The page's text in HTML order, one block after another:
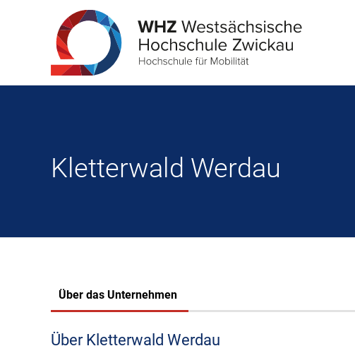
Kletterwald Werdau
Über das Unternehmen
Über Kletterwald Werdau